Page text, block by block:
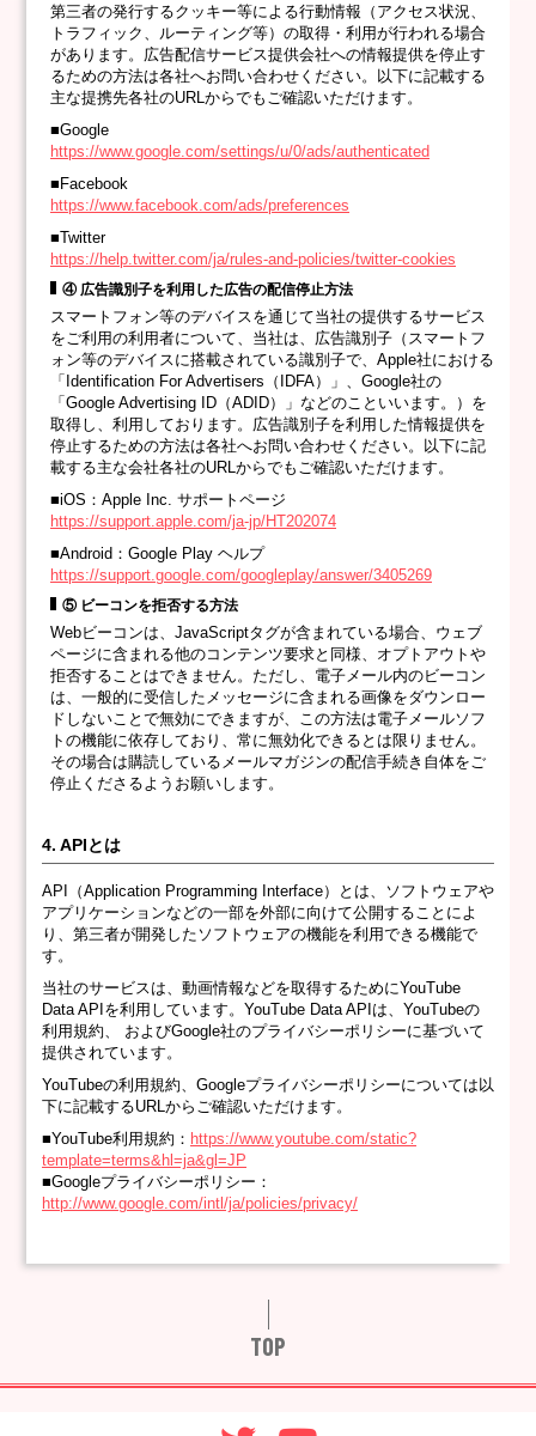
第三者の発行するクッキー等による行動情報（アクセス状況、
トラフィック、ルーティング等）の取得・利用が行われる場合
があります。広告配信サービス提供会社への情報提供を停止す
るための方法は各社へお問い合わせください。以下に記載する
主な提携先各社のURLからでもご確認いただけます。
■Google
https://www.google.com/settings/u/0/ads/authenticated
■Facebook
https://www.facebook.com/ads/preferences
■Twitter
https://help.twitter.com/ja/rules-and-policies/twitter-cookies
④ 広告識別子を利用した広告の配信停止方法
スマートフォン等のデバイスを通じて当社の提供するサービス
をご利用の利用者について、当社は、広告識別子（スマートフ
ォン等のデバイスに搭載されている識別子で、Apple社における
「Identification For Advertisers（IDFA）」、Google社の
「Google Advertising ID（ADID）」などのこといいます。）を
取得し、利用しております。広告識別子を利用した情報提供を
停止するための方法は各社へお問い合わせください。以下に記
載する主な会社各社のURLからでもご確認いただけます。
■iOS：Apple Inc. サポートページ
https://support.apple.com/ja-jp/HT202074
■Android：Google Play ヘルプ
https://support.google.com/googleplay/answer/3405269
⑤ ビーコンを拒否する方法
Webビーコンは、JavaScriptタグが含まれている場合、ウェブ
ページに含まれる他のコンテンツ要求と同様、オプトアウトや
拒否することはできません。ただし、電子メール内のビーコン
は、一般的に受信したメッセージに含まれる画像をダウンロー
ドしないことで無効にできますが、この方法は電子メールソフ
トの機能に依存しており、常に無効化できるとは限りません。
その場合は購読しているメールマガジンの配信手続き自体をご
停止くださるようお願いします。
4. APIとは
API（Application Programming Interface）とは、ソフトウェアや
アプリケーションなどの一部を外部に向けて公開することによ
り、第三者が開発したソフトウェアの機能を利用できる機能で
す。
当社のサービスは、動画情報などを取得するためにYouTube
Data APIを利用しています。YouTube Data APIは、YouTubeの
利用規約、 およびGoogle社のプライバシーポリシーに基づいて
提供されています。
YouTubeの利用規約、Googleプライバシーポリシーについては以
下に記載するURLからご確認いただけます。
■YouTube利用規約： https://www.youtube.com/static?
template=terms&hl=ja&gl=JP
■Googleプライバシーポリシー：
http://www.google.com/intl/ja/policies/privacy/
TOP